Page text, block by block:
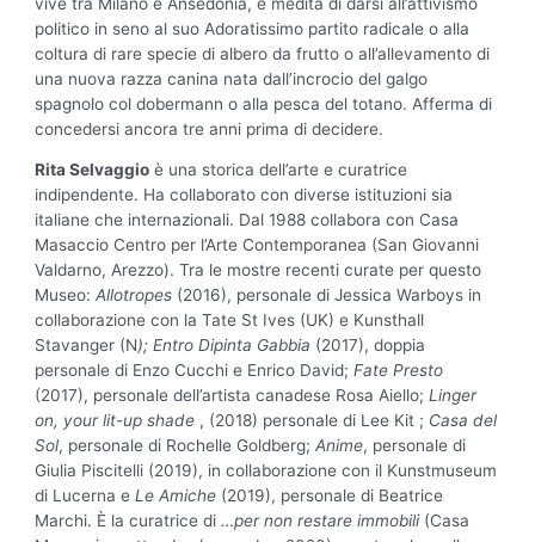
politico in seno al suo Adoratissimo partito radicale o alla
coltura di rare specie di albero da frutto o all’allevamento di
una nuova razza canina nata dall’incrocio del galgo
spagnolo col dobermann o alla pesca del totano. Afferma di
concedersi ancora tre anni prima di decidere.
Rita Selvaggio è una storica dell’arte e curatrice
indipendente. Ha collaborato con diverse istituzioni sia
italiane che internazionali. Dal 1988 collabora con Casa
Masaccio Centro per l’Arte Contemporanea (San Giovanni
Valdarno, Arezzo). Tra le mostre recenti curate per questo
Museo:Allotropes (2016), personale di Jessica Warboys in
collaborazione con la Tate St Ives (UK) e Kunsthall
Stavanger (N); Entro Dipinta Gabbia (2017), doppia
personale di Enzo Cucchi e Enrico David;Fate Presto
(2017), personale dell’artista canadese Rosa Aiello;Linger
on, your lit-up shade , (2018) personale di Lee Kit ; Casa del
Sol, personale di Rochelle Goldberg;Anime, personale di
Giulia Piscitelli (2019), in collaborazione con il Kunstmuseum
di Lucerna eLe Amiche (2019), personale di Beatrice
Marchi. È la curatrice di…per non restare immobili(Casa